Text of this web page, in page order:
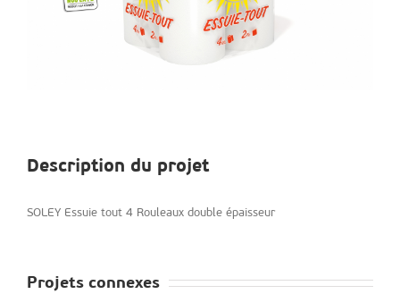
Description du projet
SOLEY Essuie tout 4 Rouleaux double épaisseur
Projets connexes